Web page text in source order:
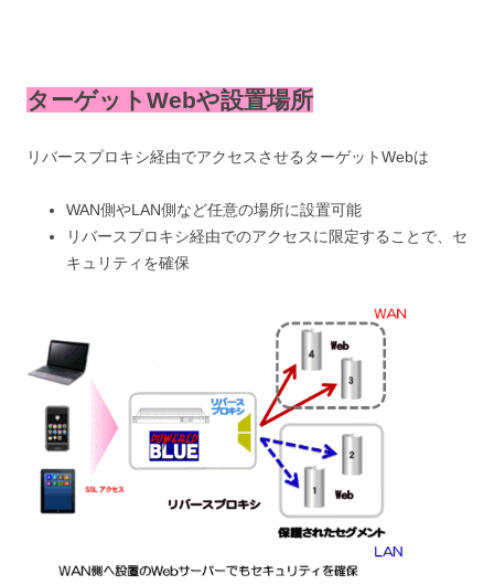
ターゲットWebや設置場所
リバースプロキシ経由でアクセスさせるターゲットWebは
WAN側やLAN側など任意の場所に設置可能
リバースプロキシ経由でのアクセスに限定することで、セ
キュリティを確保